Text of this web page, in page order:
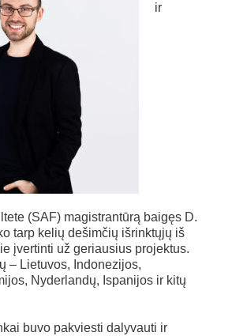
ir
(SAF) magistrantūrą baigęs D.
tarp kelių dešimčių išrinktųjų iš
įvertinti už geriausius projektus.
– Lietuvos, Indonezijos,
Nyderlandų, Ispanijos ir kitų
buvo pakviesti dalyvauti ir